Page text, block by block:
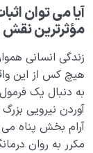
قضا و قدر و اختیار
ابتلاء و امتحان در
شیطان دشمن
بیماری‌های پنهان
شناخت بهشت و
آیا می توان
مؤثرترین
زندگی انسانی
هیچ کس از این
به دنبال یک
آوردن نیرویی
آرام بخش پناه می
مکرر به روان